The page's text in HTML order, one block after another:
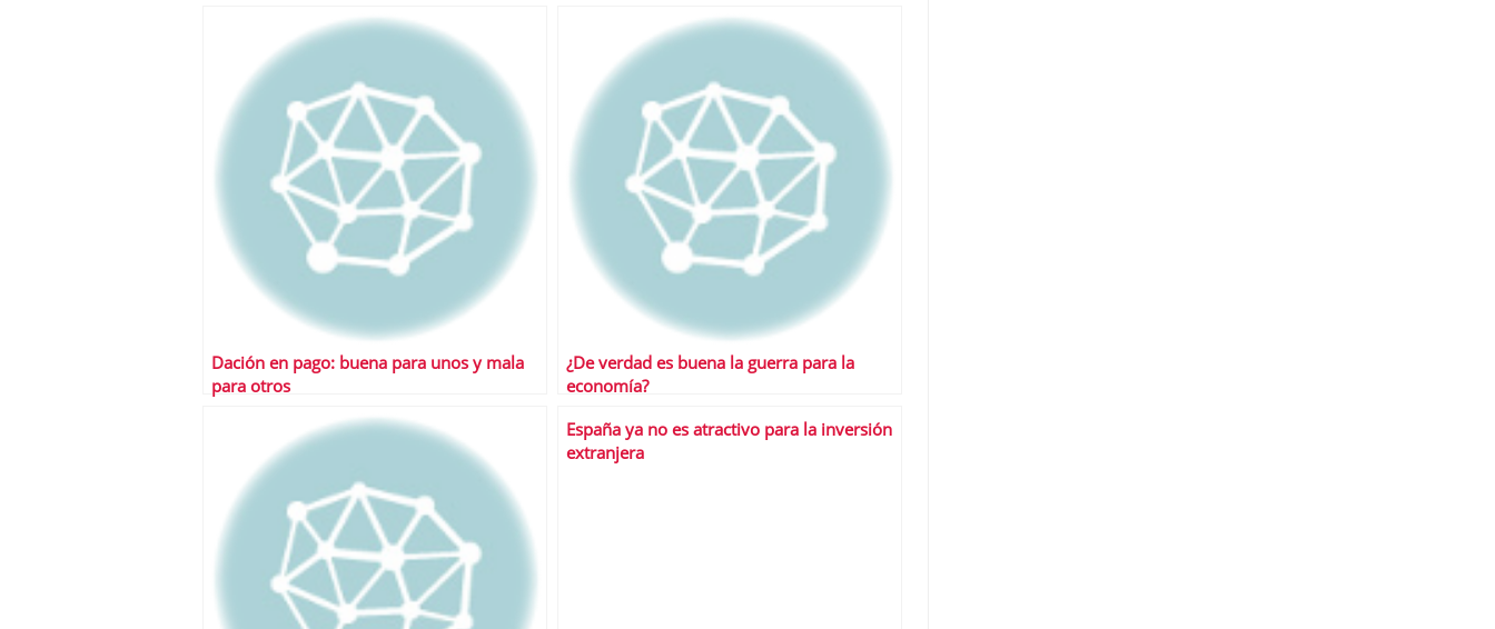
Dación en pago: buena para unos y mala
para otros
¿De verdad es buena la guerra para la
economía?
España ya no es atractivo para la inversión
extranjera